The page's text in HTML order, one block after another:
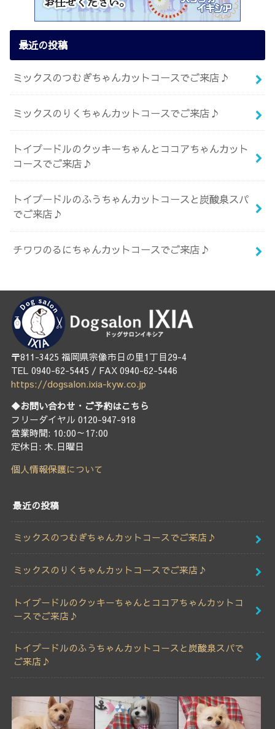
最近の投稿
ミックスのつむぎちゃんカットコースでご来店♪
ミックスのりくちゃんカットコースでご来店♪
トイプードルのクッキーちゃんとココアちゃんカット
コースでご来店♪
トイプードルのふうちゃんカットコースと炭酸泉スパ
でご来店♪
チワワのるにちゃんカットコースでご来店♪
〒811-3425 福岡県宗像市日の里1丁目29-4
TEL 0940-62-5445 / FAX 0940-62-5446
https://dogsalon.ixia-kyw.co.jp
◆お問い合わせ・ご予約はこちら
フリーダイヤル 0120-947-918
営業時間: 10:00～17:00
定休日: 木.日曜日
個人情報保護について
最近の投稿
ミックスのつむぎちゃんカットコースでご来店♪
ミックスのりくちゃんカットコースでご来店♪
トイプードルのクッキーちゃんとココアちゃんカットコ
ースでご来店♪
トイプードルのふうちゃんカットコースと炭酸泉スパで
ご来店♪